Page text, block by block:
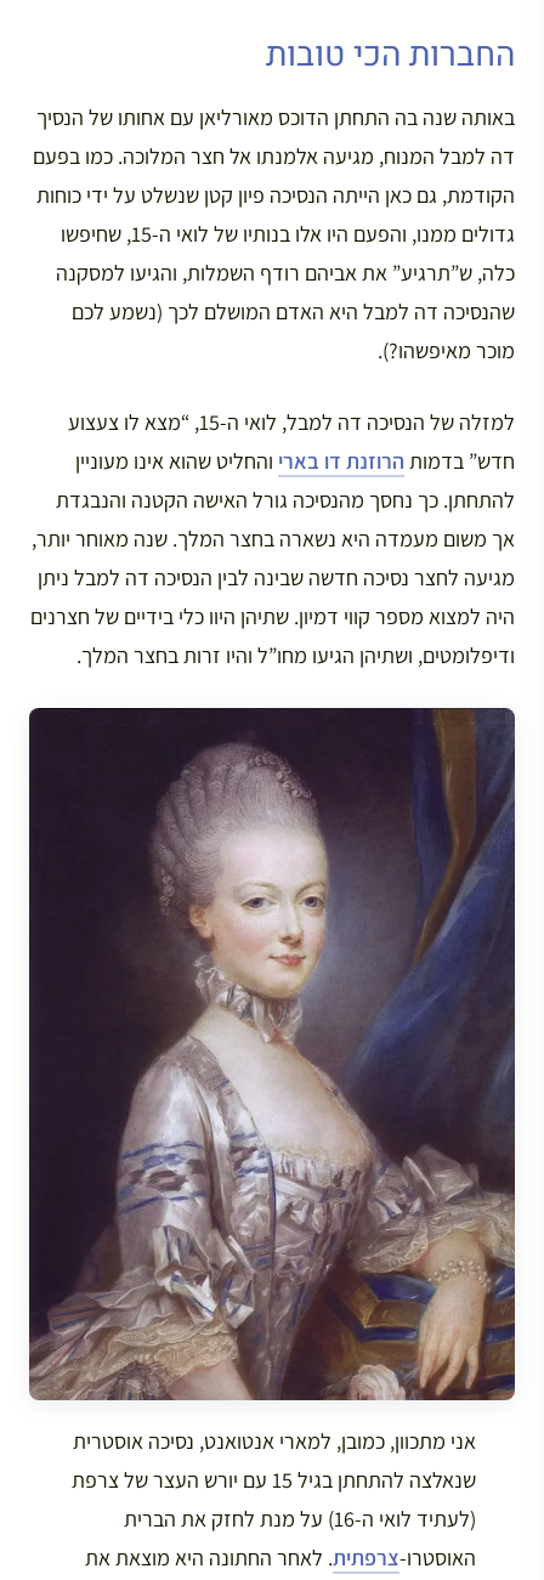
החברות הכי טובות
באותה שנה בה התחתן הדוכס מאורליאן עם אחותו של הנסיך
דה למבל המנוח, מגיעה אלמנתו אל חצר המלוכה. כמו בפעם
הקודמת, גם כאן הייתה הנסיכה פיון קטן שנשלט על ידי כוחות
גדולים ממנו, והפעם היו אלו בנותיו של לואי ה-15, שחיפשו
כלה, ש”תרגיע” את אביהם רודף השמלות, והגיעו למסקנה
שהנסיכה דה למבל היא האדם המושלם לכך (נשמע לכם
מוכר מאיפשהו?).
למזלה של הנסיכה דה למבל, לואי ה-15, “מצא לו צעצוע
חדש” בדמות הרוזנת דו בארי והחליט שהוא אינו מעוניין
להתחתן. כך נחסך מהנסיכה גורל האישה הקטנה והנבגדת
אך משום מעמדה היא נשארה בחצר המלך. שנה מאוחר יותר,
מגיעה לחצר נסיכה חדשה שבינה לבין הנסיכה דה למבל ניתן
היה למצוא מספר קווי דמיון. שתיהן היוו כלי בידיים של חצרנים
ודיפלומטים, ושתיהן הגיעו מחו”ל והיו זרות בחצר המלך.
אני מתכוון, כמובן, למארי אנטואנט, נסיכה אוסטרית
שנאלצה להתחתן בגיל 15 עם יורש העצר של צרפת
(לעתיד לואי ה-16) על מנת לחזק את הברית
האוסטרו-צרפתית. לאחר החתונה היא מוצאת את